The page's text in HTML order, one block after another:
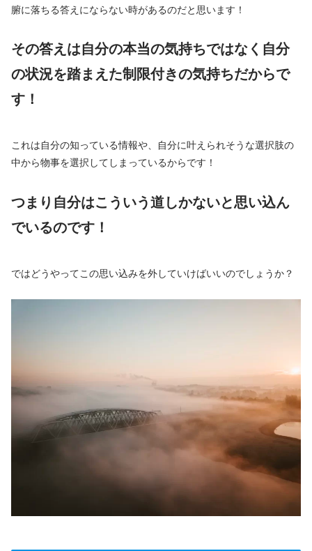
腑に落ちる答えにならない時があるのだと思います！
その答えは自分の本当の気持ちではなく自分
の状況を踏まえた制限付きの気持ちだからで
す！
これは自分の知っている情報や、自分に叶えられそうな選択肢の
中から物事を選択してしまっているからです！
つまり自分はこういう道しかないと思い込ん
でいるのです！
ではどうやってこの思い込みを外していけばいいのでしょうか？